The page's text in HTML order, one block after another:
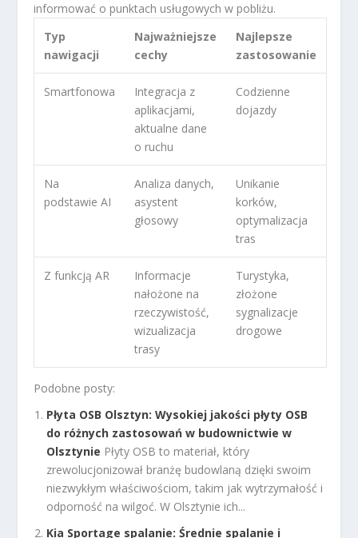
informować o punktach usługowych w pobliżu.
Typ
nawigacji
Najważniejsze
cechy
Najlepsze
zastosowanie
Smartfonowa
Integracja z
aplikacjami,
aktualne dane
o ruchu
Codzienne
dojazdy
Na
podstawie AI
Analiza danych,
asystent
głosowy
Unikanie
korków,
optymalizacja
tras
Z funkcją AR
Informacje
nałożone na
rzeczywistość,
wizualizacja
trasy
Turystyka,
złożone
sygnalizacje
drogowe
Podobne posty:
Płyta OSB Olsztyn: Wysokiej jakości płyty OSB
do różnych zastosowań w budownictwie w
Olsztynie Płyty OSB to materiał, który
zrewolucjonizował branżę budowlaną dzięki swoim
niezwykłym właściwościom, takim jak wytrzymałość i
odporność na wilgoć. W Olsztynie ich...
Kia Sportage spalanie: Średnie spalanie i